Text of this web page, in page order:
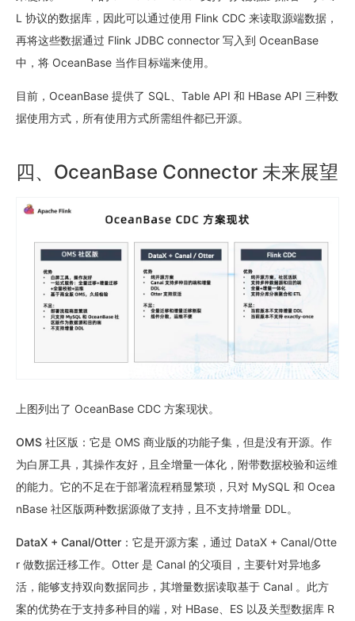
L 协议的数据库，因此可以通过使用 Flink CDC 来读取源端数据，
再将这些数据通过 Flink JDBC connector 写入到 OceanBase
中，将 OceanBase 当作目标端来使用。
目前，OceanBase 提供了 SQL、Table API 和 HBase API 三种数
据使用方式，所有使用方式所需组件都已开源。
四、OceanBase Connector 未来展望
上图列出了 OceanBase CDC 方案现状。
OMS 社区版 ：它是 OMS 商业版的功能子集，但是没有开源。作
为白屏工具，其操作友好，且全增量一体化，附带数据校验和运维
的能力。它的不足在于部署流程稍显繁琐，只对 MySQL 和 Ocea
nBase 社区版两种数据源做了支持，且不支持增量 DDL。
DataX + Canal/Otter ：它是开源方案，通过 DataX + Canal/Otte
r 做数据迁移工作。Otter 是 Canal 的父项目，主要针对异地多
活，能够支持双向数据同步，其增量数据读取基于 Canal 。此方
案的优势在于支持多种目的端，对 HBase、ES 以及关型数据库 R